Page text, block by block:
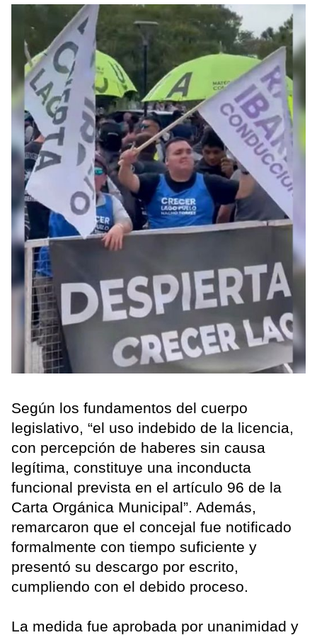
Según los fundamentos del cuerpo
legislativo, “el uso indebido de la licencia,
con percepción de haberes sin causa
legítima, constituye una inconducta
funcional prevista en el artículo 96 de la
Carta Orgánica Municipal”. Además,
remarcaron que el concejal fue notificado
formalmente con tiempo suficiente y
presentó su descargo por escrito,
cumpliendo con el debido proceso.
La medida fue aprobada por unanimidad y